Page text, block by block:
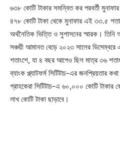
৬৩৮ কোটি টাকার সমন্বিত কর পরবর্তী
৪৭৮ কোটি টাকা থেকে মুনাফার এই ৩৩.৫
অর্থনৈতিক ভিত্তি ও সুশাসনের স্মারক।
সঞ্চয়ী আমানত বেড়ে ২০২৩ সালের
শতাংশে, যা ৪ বছর আগেও ছিল মাত্র ৩৬
ব্যাংক প্ল্যাটফর্ম সিটিটাচ-এর জনপ্রিয়তার
গ্রাহকেরা সিটিটাচ-এ ৬০,০০০ কোটি টাকার
লাখ কোটি টাকা ছাড়াবে।